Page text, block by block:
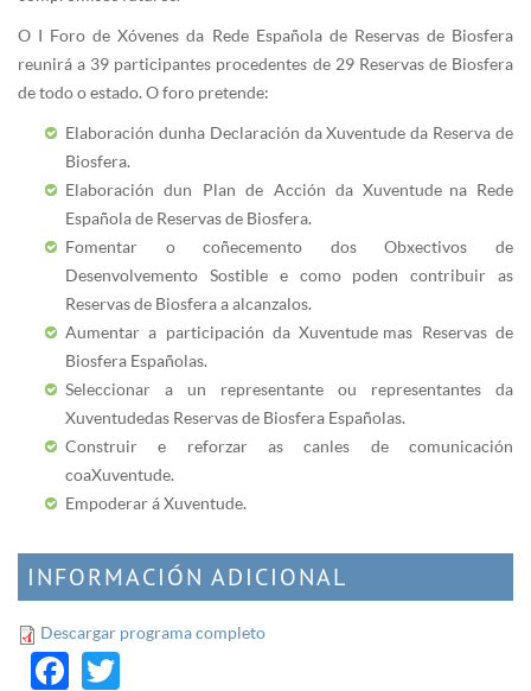
O I Foro de Xóvenes da Rede Española de Reservas de Biosfera
reunirá a 39 participantes procedentes de 29 Reservas de Biosfera
de todo o estado. O foro pretende:
Elaboración dunha Declaración da Xuventude da Reserva de
Biosfera.
Elaboración dun Plan de Acción da Xuventude na Rede
Española de Reservas de Biosfera.
Fomentar o coñecemento dos Obxectivos de
Desenvolvemento Sostible e como poden contribuir as
Reservas de Biosfera a alcanzalos.
Aumentar a participación da Xuventude mas Reservas de
Biosfera Españolas.
Seleccionar a un representante ou representantes da
Xuventude das Reservas de Biosfera Españolas.
Construir e reforzar as canles de comunicación
coa Xuventude .
Empoderar á Xuventude.
INFORMACIÓN ADICIONAL
Descargar programa completo
Facebook